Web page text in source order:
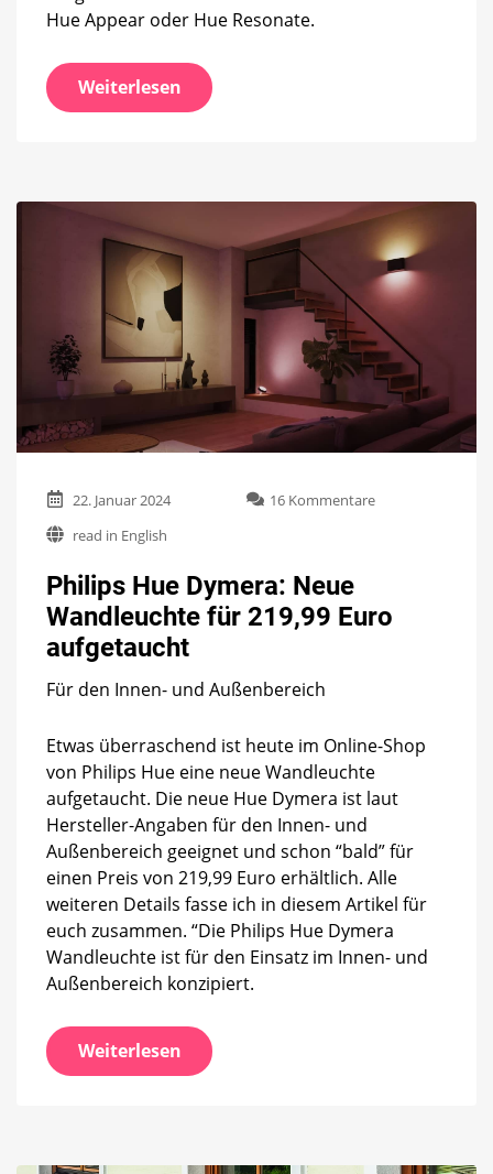
Hue Appear oder Hue Resonate.
Weiterlesen
22. Januar 2024 16 Kommentarezu
für
read in English
Philips Hue Dymera: Neue
Wandleuchte für 219,99 Euro
aufgetaucht
Für den Innen- und Außenbereich
Etwas überraschend ist heute im Online-Shop
von Philips Hue eine neue Wandleuchte
aufgetaucht. Die neue Hue Dymera ist laut
Hersteller-Angaben für den Innen- und
Außenbereich geeignet und schon “bald” für
einen Preis von 219,99 Euro erhältlich. Alle
weiteren Details fasse ich in diesem Artikel für
euch zusammen. “Die Philips Hue Dymera
Wandleuchte ist für den Einsatz im Innen- und
Außenbereich konzipiert.
Weiterlesen